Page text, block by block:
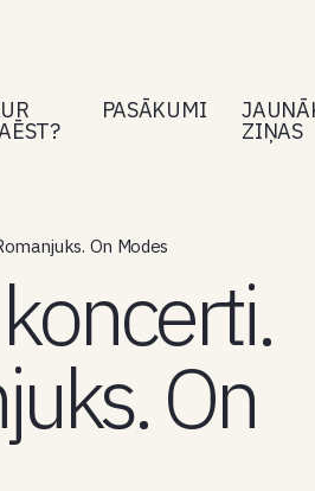
PASĀKUMI
ZIŅAS
On Modes
On